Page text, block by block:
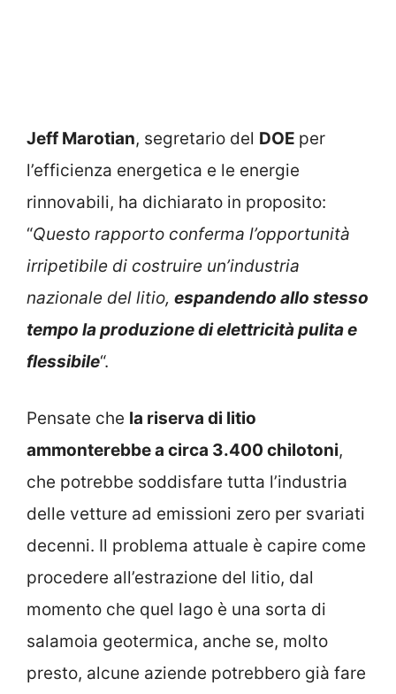
Jeff Marotian, segretario del DOE per
l’efficienza energetica e le energie
rinnovabili, ha dichiarato in proposito:
“Questo rapporto conferma l’opportunità
irripetibile di costruire un’industria
nazionale del litio, espandendo allo stesso
tempo la produzione di elettricità pulita e
flessibile“.
Pensate che la riserva di litio
ammonterebbe a circa 3.400 chilotoni,
che potrebbe soddisfare tutta l’industria
delle vetture ad emissioni zero per svariati
decenni. Il problema attuale è capire come
procedere all’estrazione del litio, dal
momento che quel lago è una sorta di
salamoia geotermica, anche se, molto
presto, alcune aziende potrebbero già fare